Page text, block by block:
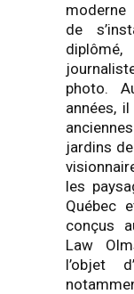
moderne
de
photo.
années,
jardins
les
Québec
conçus
Law
l’objet